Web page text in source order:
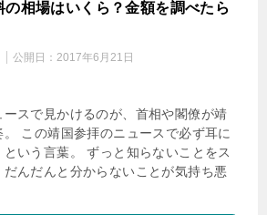
相場はいくら？金額を調べたら
公開日： 2017年6月21日
スで見かけるのが、首相や閣僚が靖
この靖国参拝のニュースで必ず耳に
いう言葉。 ずっと知らないことをス
だんだんと分からないことが気持ち悪